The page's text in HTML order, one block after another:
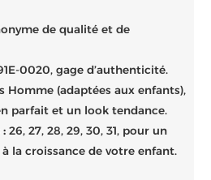
de qualité et de
0020, gage d’authenticité.
Homme (adaptées aux enfants),
parfait et un look tendance.
: 26, 27, 28, 29, 30, 31, pour un
la croissance de votre enfant.